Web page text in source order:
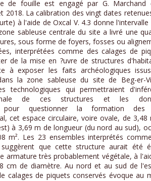
de fouille est engagé par G. Marchand
2018. La calibration des vingt dates
à l'aide de Oxcal V. 4.3 donne l'intervalle
sableuse centrale du site a livré une
sous forme de foyers, fosses ou
interprétées comme des calages de
de la mise en ?uvre de structures
à exposer les faits archéologiques
la zone sableuse du site de Beg-er-
technologiques qui permettraient
de ces structures et les
pour questionner la formation des
cet espace circulaire, voire ovale, de 3,48
à 3,69 m de longueur (du nord au sud),
m². Les 23 ensembles interprétés
que cette structure aurait été
armature très probablement végétale, à
cm de diamètre. Au nord et au sud de
calages de piquets conservés évoque au